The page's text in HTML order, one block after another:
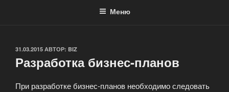
Меню
ОПУБЛИКОВАНО
31.03.2015 АВТОР: BIZ
Разработка бизнес-планов
При разработке бизнес-планов необходимо следовать